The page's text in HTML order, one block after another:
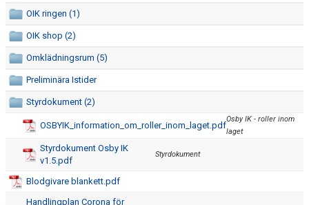
OIK ringen (1)
OIK shop (2)
Omklädningsrum (5)
Preliminära Istider
Styrdokument (2)
OSBYIK_information_om_roller_inom_laget.pdf
Osby IK - roller inom
laget
Styrdokument Osby IK
v1.5.pdf
Styrdokument
Blodgivare blankett.pdf
Handlingplan Corona för